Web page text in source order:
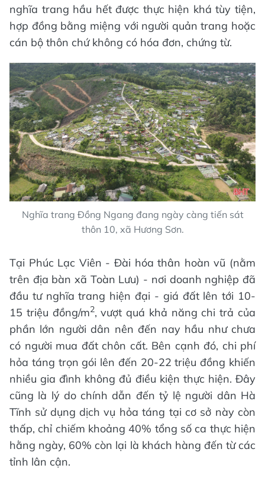
nghĩa trang hầu hết được thực hiện khá tùy tiện,
hợp đồng bằng miệng với người quản trang hoặc
cán bộ thôn chứ không có hóa đơn, chứng từ.
Nghĩa trang Đồng Ngang đang ngày càng tiến sát
thôn 10, xã Hương Sơn.
Tại Phúc Lạc Viên - Đài hóa thân hoàn vũ (nằm
trên địa bàn xã Toàn Lưu) - nơi doanh nghiệp đã
đầu tư nghĩa trang hiện đại - giá đất lên tới 10-
15 triệu đồng/m2, vượt quá khả năng chi trả của
phần lớn người dân nên đến nay hầu như chưa
có người mua đất chôn cất. Bên cạnh đó, chi phí
hỏa táng trọn gói lên đến 20-22 triệu đồng khiến
nhiều gia đình không đủ điều kiện thực hiện. Đây
cũng là lý do chính dẫn đến tỷ lệ người dân Hà
Tĩnh sử dụng dịch vụ hỏa táng tại cơ sở này còn
thấp, chỉ chiếm khoảng 40% tổng số ca thực hiện
hằng ngày, 60% còn lại là khách hàng đến từ các
tỉnh lân cận.